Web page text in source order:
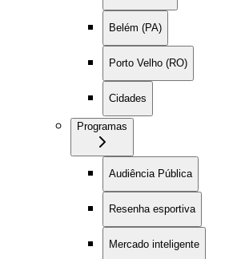
Belém (PA)
Porto Velho (RO)
Cidades
Programas
Audiência Pública
Resenha esportiva
Mercado inteligente